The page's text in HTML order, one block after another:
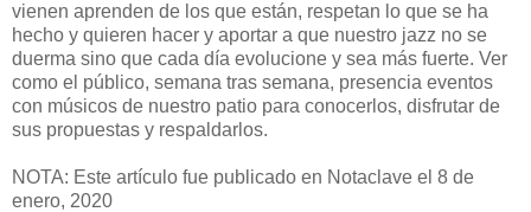
vienen aprenden de los que están, respetan lo que se ha
hecho y quieren hacer y aportar a que nuestro jazz no se
duerma sino que cada día evolucione y sea más fuerte. Ver
como el público, semana tras semana, presencia eventos
con músicos de nuestro patio para conocerlos, disfrutar de
sus propuestas y respaldarlos.
NOTA: Este artículo fue publicado en Notaclave el 8 de
enero, 2020